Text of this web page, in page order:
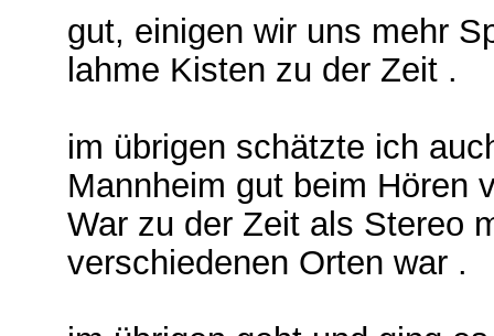
gut, einigen wir uns mehr
lahme Kisten zu der Zeit .
im übrigen schätzte ich
Mannheim gut beim Hören
War zu der Zeit als Stereo
verschiedenen Orten war .